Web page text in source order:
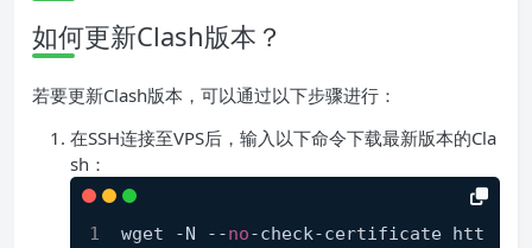
如何更新Clash版本？
若要更新Clash版本，可以通过以下步骤进行：
在SSH连接至VPS后，输入以下命令下载最新版本的Cla
sh：
wget -N --no-check-certificate htt